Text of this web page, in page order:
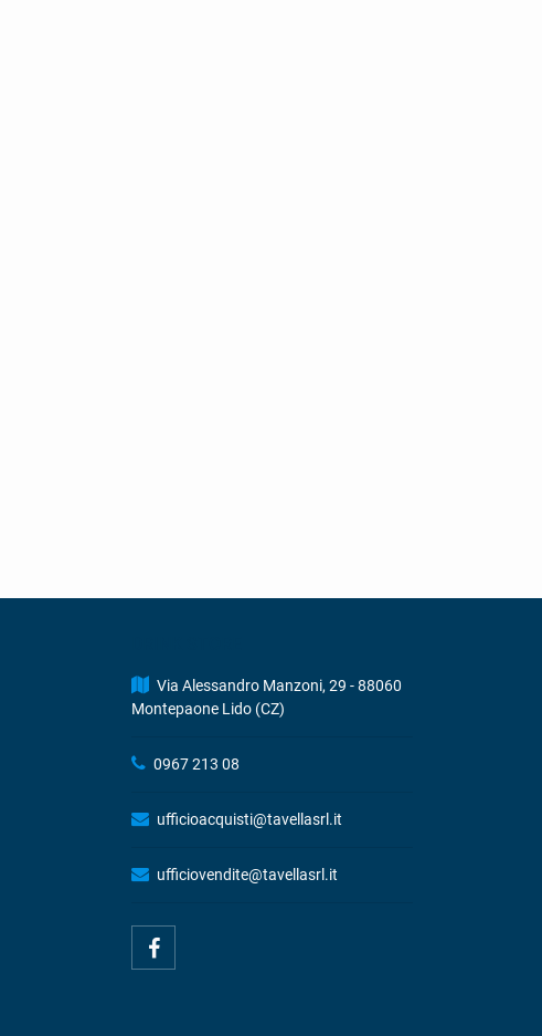
Via Alessandro Manzoni, 29 - 88060
Montepaone Lido (CZ)
0967 213 08
ufficioacquisti@tavellasrl.it
ufficiovendite@tavellasrl.it